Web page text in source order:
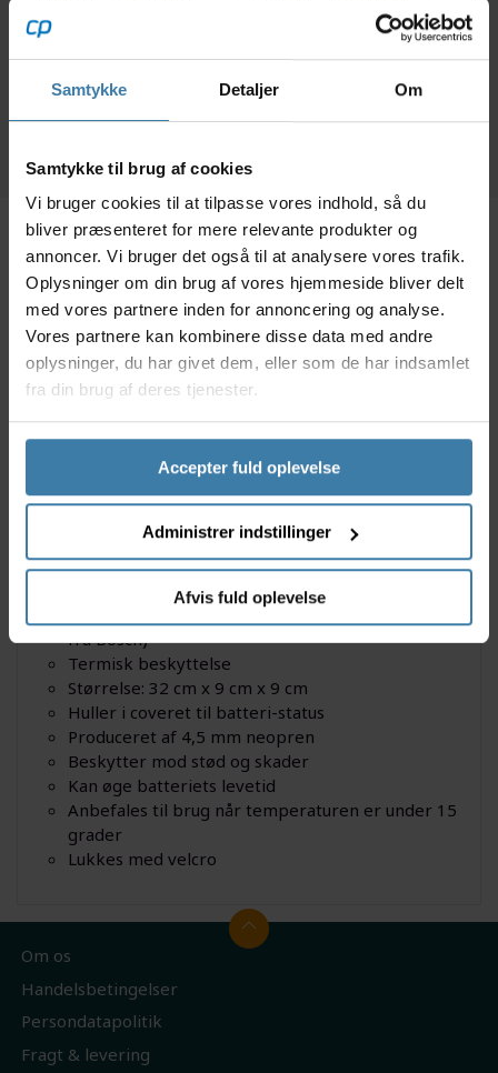
Samtykke Detaljer Om
Samtykke til brug af cookies
Vi bruger cookies til at tilpasse vores indhold, så du
bliver præsenteret for mere relevante produkter og
annoncer. Vi bruger det også til at analysere vores trafik.
Oplysninger om din brug af vores hjemmeside bliver delt
med vores partnere inden for annoncering og analyse.
Vores partnere kan kombinere disse data med andre
oplysninger, du har givet dem, eller som de har indsamlet
fra din brug af deres tjenester.
Accepter fuld oplevelse
Administrer indstillinger
Afvis fuld oplevelse
+10 på lager
Beskrivelse Specifikationer
Med Basil batteridæksel får du et beskyttende etui i
neopren til Bosch batteri. Etuiet beskytter dit batteri
mod kulde, når du er på farten og forhindrer evt.
perforeret og med nødvendige åbninger, så du nemt
kan betjene batteriet.
Specifikationer
Model: Basil Downtube battery cover - Bosch
Farve: Sort
Materiale: Neopren
Etui til Downtube Bosch batteri (Rammebatteri
fra Bosch)
Termisk beskyttelse
Størrelse: 32 cm x 9 cm x 9 cm
Huller i coveret til batteri-status
Produceret af 4,5 mm neopren
Beskytter mod stød og skader
Kan øge batteriets levetid
Anbefales til brug når temperaturen er under 15
grader
Lukkes med velcro
Om os
Handelsbetingelser
Persondatapolitik
Fragt & levering